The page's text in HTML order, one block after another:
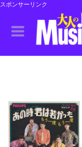
スポンサーリンク